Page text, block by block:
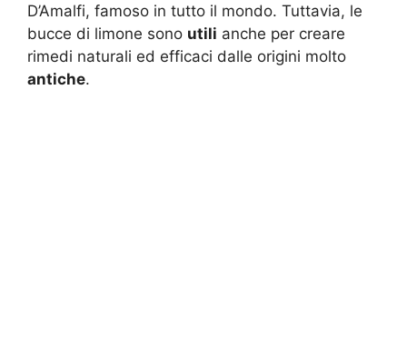
D’Amalfi, famoso in tutto il mondo. Tuttavia, le
bucce di limone sono utili anche per creare
rimedi naturali ed efficaci dalle origini molto
antiche.